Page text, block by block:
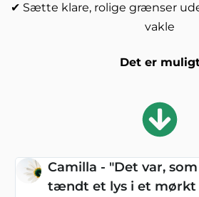
✔ Sætte klare, rolige grænser
vakle
Det er
Camilla - "Det var,
tændt et lys i et mørkt